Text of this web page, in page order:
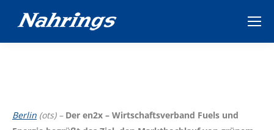
Berlin (ots) – Der en2x – Wirtschaftsverband Fuels und